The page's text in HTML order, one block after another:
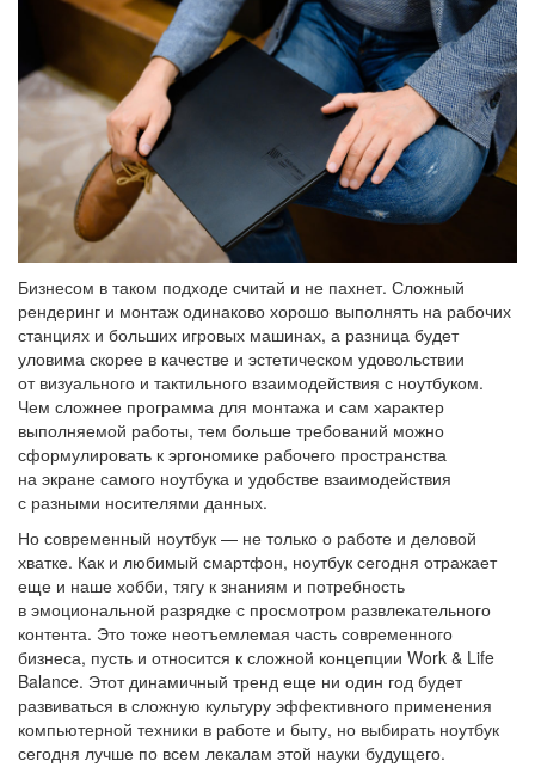
Бизнесом в таком подходе считай и не пахнет. Сложный
рендеринг и монтаж одинаково хорошо выполнять на рабочих
станциях и больших игровых машинах, а разница будет
уловима скорее в качестве и эстетическом удовольствии
от визуального и тактильного взаимодействия с ноутбуком.
Чем сложнее программа для монтажа и сам характер
выполняемой работы, тем больше требований можно
сформулировать к эргономике рабочего пространства
на экране самого ноутбука и удобстве взаимодействия
с разными носителями данных.
Но современный ноутбук — не только о работе и деловой
хватке. Как и любимый смартфон, ноутбук сегодня отражает
еще и наше хобби, тягу к знаниям и потребность
в эмоциональной разрядке с просмотром развлекательного
контента. Это тоже неотъемлемая часть современного
бизнеса, пусть и относится к сложной концепции Work & Life
Balance. Этот динамичный тренд еще ни один год будет
развиваться в сложную культуру эффективного применения
компьютерной техники в работе и быту, но выбирать ноутбук
сегодня лучше по всем лекалам этой науки будущего.